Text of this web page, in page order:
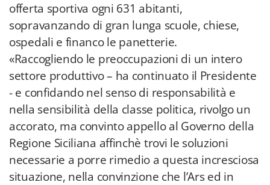
offerta sportiva ogni 631 abitanti,
sopravanzando di gran lunga scuole, chiese,
ospedali e financo le panetterie.
«Raccogliendo le preoccupazioni di un intero
settore produttivo – ha continuato il Presidente
- e confidando nel senso di responsabilità e
nella sensibilità della classe politica, rivolgo un
accorato, ma convinto appello al Governo della
Regione Siciliana affinchè trovi le soluzioni
necessarie a porre rimedio a questa incresciosa
situazione, nella convinzione che l’Ars ed in